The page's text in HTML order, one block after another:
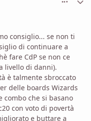
consiglio... se non ti
di continuare a
fare CdP se non ce
livello di danni).
è talmente sbroccato
delle boards Wizards
combo che si basano
con voto di povertà
e buttare a